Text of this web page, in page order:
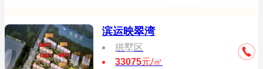
滨运映翠湾
拱墅区
33075元/㎡